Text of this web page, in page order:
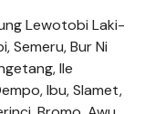
Lewotobi Laki-
Semeru, Bur Ni
Ile
Ibu, Slamet,